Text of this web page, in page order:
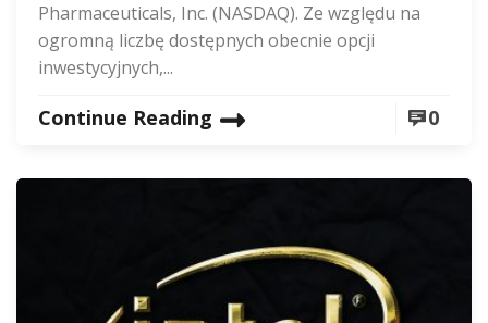
Pharmaceuticals, Inc. (NASDAQ). Ze względu na
ogromną liczbę dostępnych obecnie opcji
inwestycyjnych,...
Continue Reading 0